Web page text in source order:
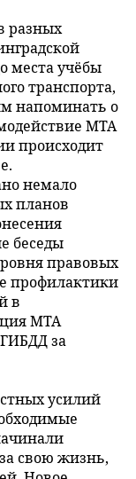
разных
места учёбы
транспорта,
напоминать о
МТА
происходит
немало
планов
беседы
правовых
профилактики
в
МТА
за
усилий
свою жизнь,